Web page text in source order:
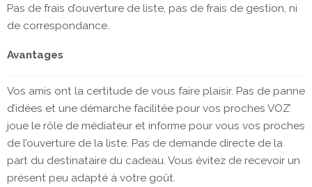
Pas de frais d’ouverture de liste, pas de frais de gestion, ni
de correspondance.
Avantages
Vos amis ont la certitude de vous faire plaisir. Pas de panne
d’idées et une démarche facilitée pour vos proches VOZ’
joue le rôle de médiateur et informe pour vous vos proches
de l’ouverture de la liste. Pas de demande directe de la
part du destinataire du cadeau. Vous évitez de recevoir un
présent peu adapté à votre goût.